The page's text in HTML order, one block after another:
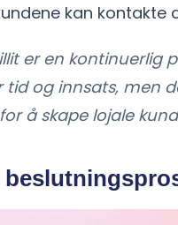
kan kontakte
er en kontinuerlig
tid og innsats, men
å skape lojale